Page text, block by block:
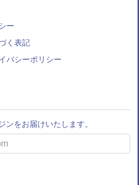
ー
く表記
バシーポリシー
ンをお届けいたします。